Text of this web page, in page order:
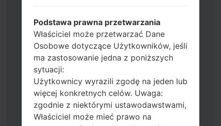
zachować wszystkie swoje dane i aplikacje.
Teraz wyłącz swój telefon i przejdź do
trybu pobierania. Jak wykonać wszystkie
metody:
Naciśnij i przytrzymaj klawisz zasilania,
przycisk zwiększania głośności i klawisz
Bixby.
Naciśnij i przytrzymaj klawisze
zwiększania i zmniejszania głośności,
Podstawa prawna przetwarzania
Właściciel może przetwarzać Dane
Osobowe dotyczące Użytkowników, jeśli
ma zastosowanie jedna z poniższych
sytuacji:
Użytkownicy wyrazili zgodę na jeden lub
więcej konkretnych celów. Uwaga:
zgodnie z niektórymi ustawodawstwami,
Właściciel może mieć prawo na